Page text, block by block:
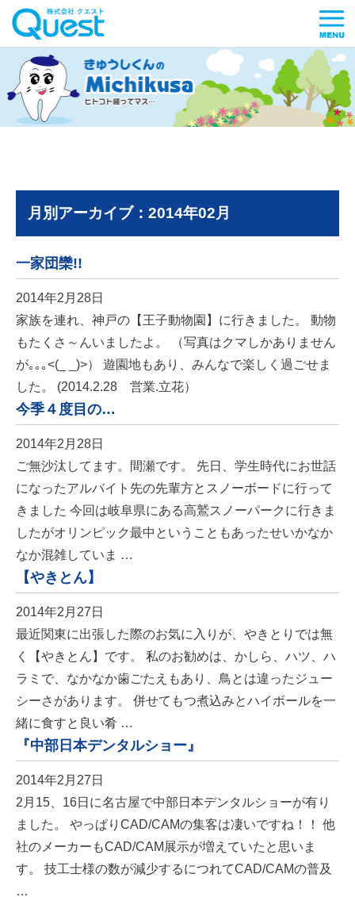
月別アーカイブ：2014年02月
一家団欒!!
2014年2月28日
家族を連れ、神戸の【王子動物園】に行きました。 動物
もたくさ～んいましたよ。 （写真はクマしかありません
が｡｡｡<(_ _)>） 遊園地もあり、みんなで楽しく過ごせま
した。 (2014.2.28 営業.立花）
今季４度目の…
2014年2月28日
ご無沙汰してます。間瀬です。 先日、学生時代にお世話
になったアルバイト先の先輩方とスノーボードに行って
きました 今回は岐阜県にある高鷲スノーパークに行きま
したがオリンピック最中ということもあったせいかなか
なか混雑していま …
【やきとん】
2014年2月27日
最近関東に出張した際のお気に入りが、やきとりでは無
く【やきとん】です。 私のお勧めは、かしら、ハツ、ハ
ラミで、なかなか歯ごたえもあり、鳥とは違ったジュー
シーさがあります。 併せてもつ煮込みとハイボールを一
緒に食すと良い肴 …
『中部日本デンタルショー』
2014年2月27日
2月15、16日に名古屋で中部日本デンタルショーが有り
ました。 やっぱりCAD/CAMの集客は凄いですね！！ 他
社のメーカーもCAD/CAM展示が増えていたと思いま
す。 技工士様の数が減少するにつれてCAD/CAMの普及
…